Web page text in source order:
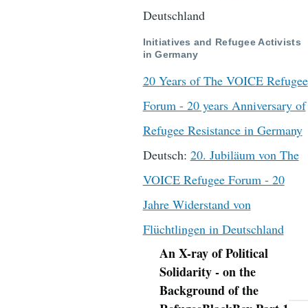
Deutschland
Initiatives and Refugee Activists
in Germany
20 Years of The VOICE Refugee
Forum - 20 years Anniversary of
Refugee Resistance in Germany
Deutsch: 20. Jubiläum von The
VOICE Refugee Forum - 20
Jahre Widerstand von
Flüchtlingen in Deutschland
Navigation
An X-ray of Political
Solidarity - on the
Background of the